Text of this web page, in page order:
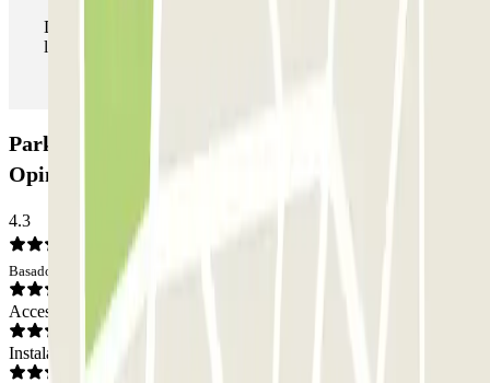
Durante tu estancia podrás entrar y salir del parking todas
las veces que quieras.
Parking New Capital 2000 - Movistar Arena:
Opiniones
4.3
Basado en 101 opiniones
Acceso
Instalaciones